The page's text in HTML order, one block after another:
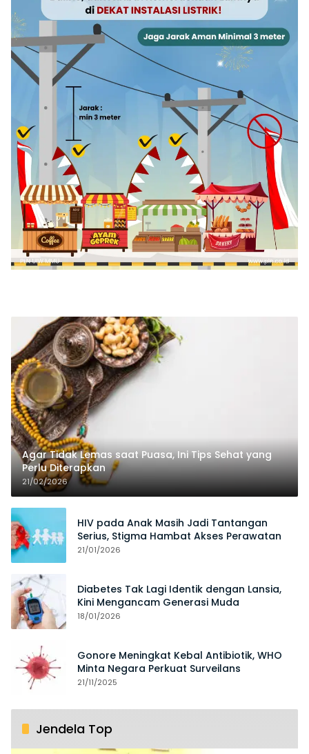
Agar Tidak Lemas saat Puasa, Ini Tips Sehat yang
Perlu Diterapkan
21/02/2026
HIV pada Anak Masih Jadi Tantangan
Serius, Stigma Hambat Akses Perawatan
21/01/2026
Diabetes Tak Lagi Identik dengan Lansia,
Kini Mengancam Generasi Muda
18/01/2026
Gonore Meningkat Kebal Antibiotik, WHO
Minta Negara Perkuat Surveilans
21/11/2025
Jendela Top